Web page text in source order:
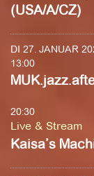
(USA/A/CZ)
DI 27. JANUAR
13:00
20:30
Live & Stream
Kaisa’s